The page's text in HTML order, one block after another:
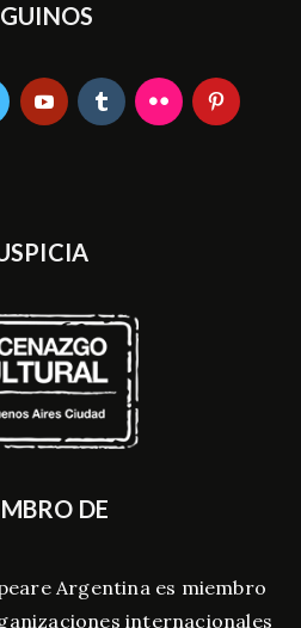
DE
Argentina es miembro
internacionales